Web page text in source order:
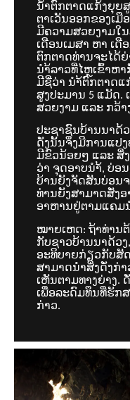
ນ້ຳຕົກຕາດແກ້ງຍຸຍສູ
ຕາເວັນອອກຂອງເມື
ມີຄວາມສວຍງາມໃ
ເດືອນເມສາ ຫາ ເດື
ຕົກຕາດທ່ານຈະໄດ້
ນຳ້ລາວທີ່ໄຫຼເຂົ້າຫ
ມີຊື່ວ່າ ນຳ້ຕົກຕາດ
ສູງປະມານ 5 ແມັດ.
ສວຍງາມ ແລະ ກວ້າ
ປະຊາຊົນບ້ານນາດ້
ດັ່ງນັ້ນຈິ່ງມີການແປ
ມີຂົວນ້ອຍໆ ແລະ ສິ່
ວ່າ ຈຸດອາບນຳ້, ບ່ອ
ບ້ານຍັງຈັດສັນບ່ອນ
ທ່ານຍັງສາມາດສັ່ງ
ອາຫານຢູ່ຕາມແຄມ
ໝາຍເຫດ: ຖ້າທ່ານ
ກັບຊາວບ້ານນາດ້ວ
ອະທິບາຍກ່ຽວກັບສັ
ສາມາດນຳສິ່ງດັ່ງກ່
ເຫັນຕາມທາງຍ່າງ.
ເພື່ອລະດົມທຶນທີ່ຮັກ
ກ່າວ.